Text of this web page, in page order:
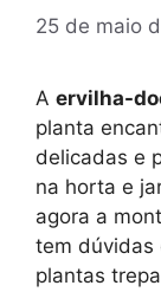
25 de maio
A ervilha-
planta
delicadas e
na horta e
agora a
tem dúvidas
plantas